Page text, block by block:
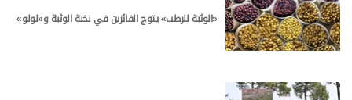
«الوثبة للرطب» يتوج الفائزين في نخبة الوثبة و«لولو»